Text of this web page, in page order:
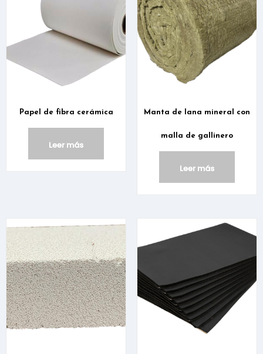
Papel de fibra cerámica
Leer más
Manta de lana mineral con
malla de gallinero
Leer más